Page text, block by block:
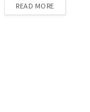
READ MORE